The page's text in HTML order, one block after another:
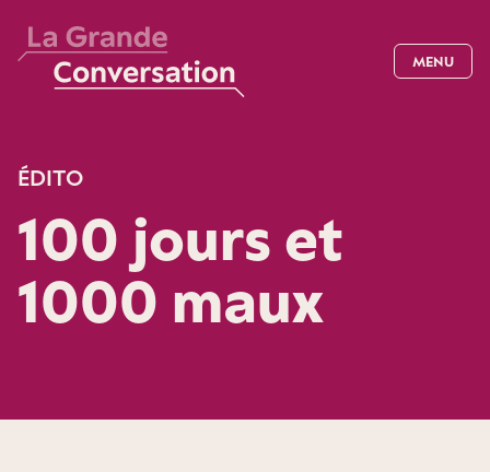
MENU
ÉDITO
100 jours et
1000 maux